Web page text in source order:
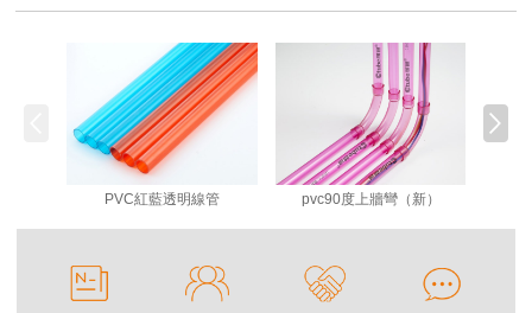
PVC紅藍透明線管 pvc90度上牆彎（新）